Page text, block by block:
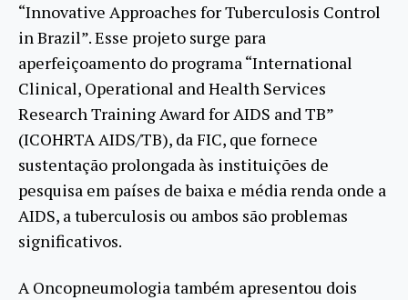
“Innovative Approaches for Tuberculosis Control
in Brazil”. Esse projeto surge para
aperfeiçoamento do programa “International
Clinical, Operational and Health Services
Research Training Award for AIDS and TB”
(ICOHRTA AIDS/TB), da FIC, que fornece
sustentação prolongada às instituições de
pesquisa em países de baixa e média renda onde a
AIDS, a tuberculosis ou ambos são problemas
significativos.
A Oncopneumologia também apresentou dois